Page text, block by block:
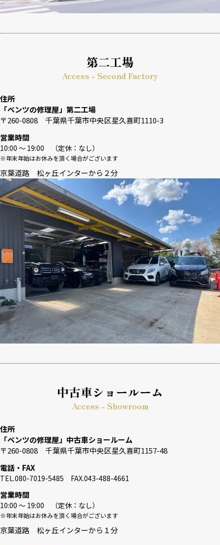
第二工場
Access - Second Factory
住所
「ベンツの修理屋」第二工場
〒260-0808 千葉県千葉市中央区星久喜町1110-3
営業時間
10:00 〜 19:00 （定休：なし）
※年末年始はお休みを頂く場合がございます
京葉道路 松ヶ丘インターから２分
中古車ショールーム
Access - Showroom
住所
「ベンツの修理屋」中古車ショールーム
〒260-0808 千葉県千葉市中央区星久喜町1157-48
電話・FAX
TEL.080-7019-5485 FAX.043-488-4661
営業時間
10:00 〜 19:00 （定休：なし）
※年末年始はお休みを頂く場合がございます
京葉道路 松ヶ丘インターから１分